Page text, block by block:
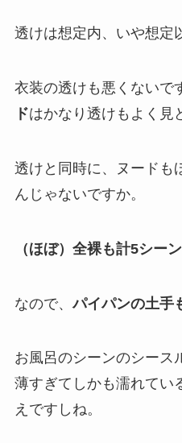
透けは想定内、いや想定
衣装の透けも悪くないで
ドはかなり透けもよく見
透けと同時に、ヌードも
んじゃないですか。
（ほぼ）全裸も計5シーン
なので、パイパンの土手
お風呂のシーンのシース
薄すぎてしかも濡れてい
えですしね。